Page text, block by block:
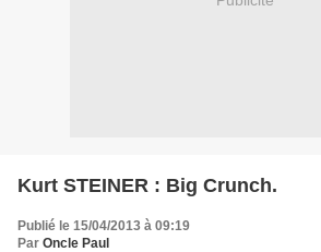
Kurt STEINER : Big Crunch.
Publié le 15/04/2013 à 09:19
Par Oncle Paul